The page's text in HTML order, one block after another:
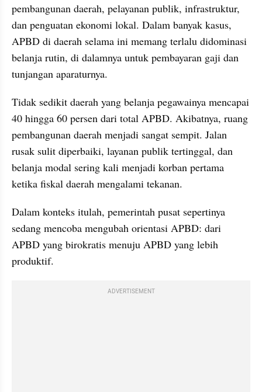
pembangunan daerah, pelayanan publik, infrastruktur,
dan penguatan ekonomi lokal. Dalam banyak kasus,
APBD di daerah selama ini memang terlalu didominasi
belanja rutin, di dalamnya untuk pembayaran gaji dan
tunjangan aparaturnya.
Tidak sedikit daerah yang belanja pegawainya mencapai
40 hingga 60 persen dari total APBD. Akibatnya, ruang
pembangunan daerah menjadi sangat sempit. Jalan
rusak sulit diperbaiki, layanan publik tertinggal, dan
belanja modal sering kali menjadi korban pertama
ketika fiskal daerah mengalami tekanan.
Dalam konteks itulah, pemerintah pusat sepertinya
sedang mencoba mengubah orientasi APBD: dari
APBD yang birokratis menuju APBD yang lebih
produktif.
ADVERTISEMENT